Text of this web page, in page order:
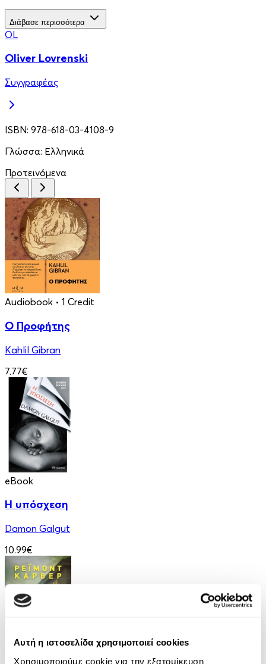
Αυτή η ιστοσελίδα χρησιμοποιεί cookies
Χρησιμοποιούμε cookie για την εξατομίκευση
Διάβασε περισσότερα
OL
Oliver Lovrenski
Συγγραφέας
ISBN: 978-618-03-4108-9
Γλώσσα: Ελληνικά
Προτεινόμενα
Audiobook • 1 Credit
Ο Προφήτης
Kahlil Gibran
7.77€
eBook
Η υπόσχεση
Damon Galgut
10.99€
eBook